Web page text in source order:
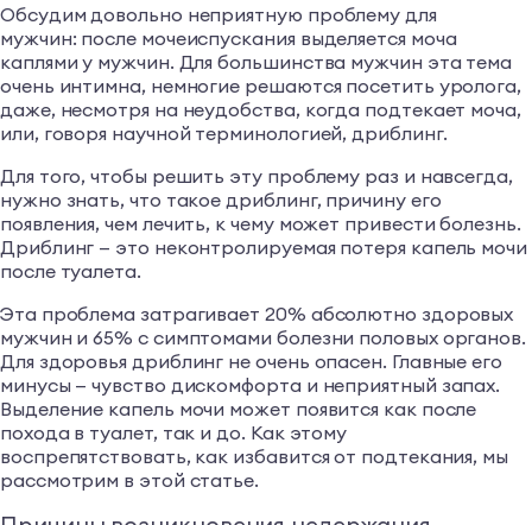
Обсудим довольно неприятную проблему для
мужчин: после мочеиспускания выделяется моча
каплями у мужчин. Для большинства мужчин эта тема
очень интимна, немногие решаются посетить уролога,
даже, несмотря на неудобства, когда подтекает моча,
или, говоря научной терминологией, дриблинг.
Для того, чтобы решить эту проблему раз и навсегда,
нужно знать, что такое дриблинг, причину его
появления, чем лечить, к чему может привести болезнь.
Дриблинг — это неконтролируемая потеря капель мочи
после туалета.
Эта проблема затрагивает 20% абсолютно здоровых
мужчин и 65% с симптомами болезни половых органов.
Для здоровья дриблинг не очень опасен. Главные его
минусы — чувство дискомфорта и неприятный запах.
Выделение капель мочи может появится как после
похода в туалет, так и до. Как этому
воспрепятствовать, как избавится от подтекания, мы
рассмотрим в этой статье.